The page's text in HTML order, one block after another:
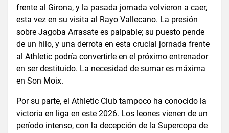
frente al Girona, y la pasada jornada volvieron a caer,
esta vez en su visita al Rayo Vallecano. La presión
sobre Jagoba Arrasate es palpable; su puesto pende
de un hilo, y una derrota en esta crucial jornada frente
al Athletic podría convertirle en el próximo entrenador
en ser destituido. La necesidad de sumar es máxima
en Son Moix.
Por su parte, el Athletic Club tampoco ha conocido la
victoria en liga en este 2026. Los leones vienen de un
período intenso, con la decepción de la Supercopa de